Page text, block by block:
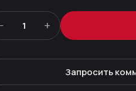
1 +
Запросить